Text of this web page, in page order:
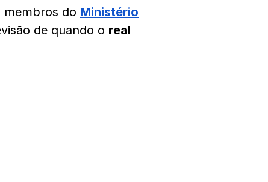
do Ministério
de quando o real